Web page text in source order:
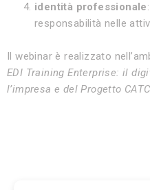
identità professionale
responsabilità nelle
Il webinar è realizzato
EDI Training Enterprise: il
l’impresa e del Progetto